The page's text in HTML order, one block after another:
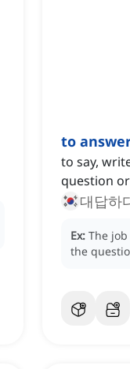
to
to say,
question
대답하
Ex: The
the